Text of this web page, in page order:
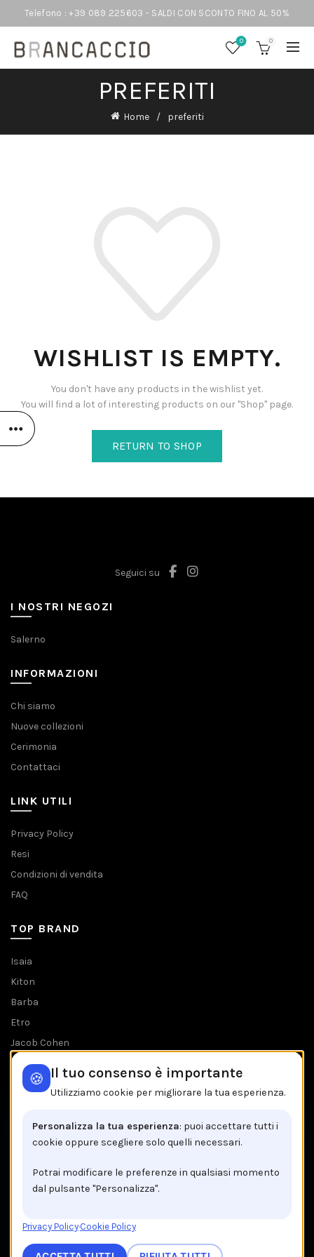
Telefono : +39 089 225603 - SALDI CON SCONTO FINO AL 50%
0 0
PREFERITI
Home preferiti
WISHLIST IS EMPTY.
You don't have any products in the wishlist yet.
You will find a lot of interesting products on our "Shop" page.
RETURN TO SHOP
Seguici su
I NOSTRI NEGOZI
Salerno
INFORMAZIONI
Chi siamo
Nuove collezioni
Cerimonia
Contattaci
LINK UTILI
Privacy Policy
Resi
Condizioni di vendita
FAQ
TOP BRAND
Isaia
Kiton
Barba
Etro
Jacob Cohen
Tombolini
Tutti i brands
84122 Salerno
🍪 Il tuo consenso è importante
Utilizziamo cookie per migliorare la tua esperienza.
Personalizza la tua esperienza: puoi accettare tutti i
cookie oppure scegliere solo quelli necessari.
Potrai modificare le preferenze in qualsiasi momento
dal pulsante "Personalizza".
Privacy Policy·Cookie Policy